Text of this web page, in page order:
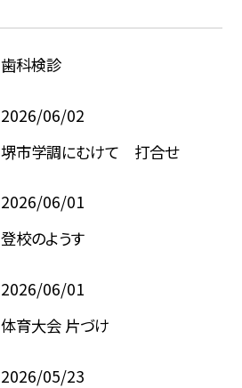
歯科検診
2026/06/02
堺市学調にむけて 打合せ
2026/06/01
登校のようす
2026/06/01
体育大会 片づけ
2026/05/23